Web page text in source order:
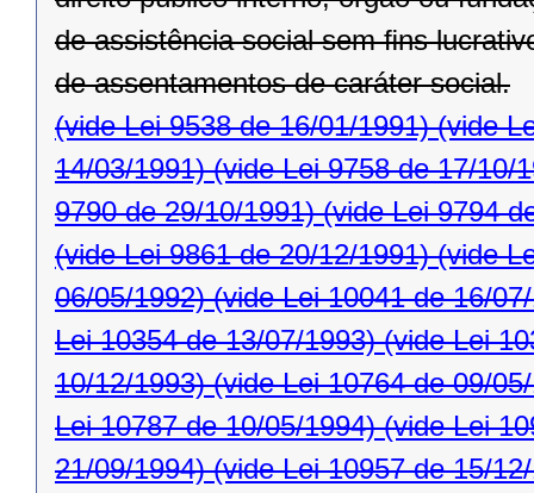
de assistência social sem ﬁns
de assentamentos de caráter social.
(vide Lei 9538 de 16/01/1991)(vide
14/03/1991)(vide Lei 9758 de 17/10/
9790 de 29/10/1991)(vide Lei 9794
(vide Lei 9861 de 20/12/1991)(vide
06/05/1992)(vide Lei 10041 de 16/
Lei 10354 de 13/07/1993)(vide Lei
10/12/1993)(vide Lei 10764 de 09/
Lei 10787 de 10/05/1994)(vide Lei
21/09/1994)(vide Lei 10957 de 15/